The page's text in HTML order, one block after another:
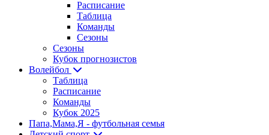
Расписание
Таблица
Команды
Сезоны
Сезоны
Кубок прогнозистов
Волейбол
Таблица
Расписание
Команды
Кубок 2025
Папа,Мама,Я - футбольная семья